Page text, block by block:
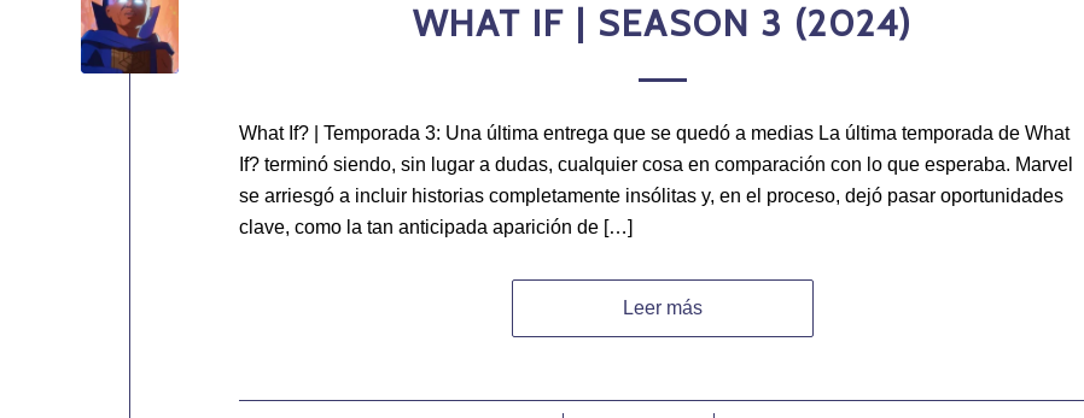
WHAT IF | SEASON 3 (2024)
What If? | Temporada 3: Una última entrega que se quedó a medias La última temporada de What
If? terminó siendo, sin lugar a dudas, cualquier cosa en comparación con lo que esperaba. Marvel
se arriesgó a incluir historias completamente insólitas y, en el proceso, dejó pasar oportunidades
clave, como la tan anticipada aparición de […]
Leer más